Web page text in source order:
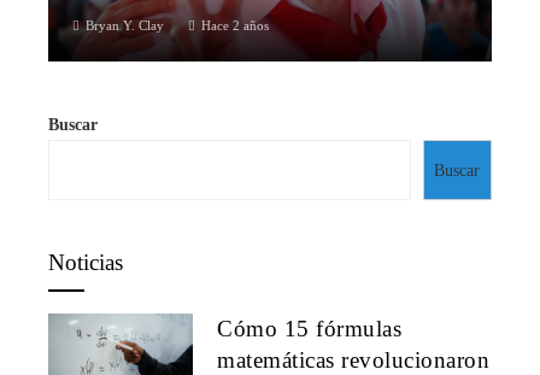
Bryan Y. Clay Hace 2 años
Buscar
Buscar
Noticias
Cómo 15 fórmulas
matemáticas revolucionaron